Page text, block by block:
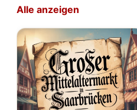
Alle anzeigen